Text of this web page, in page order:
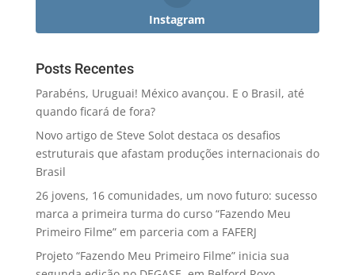
Instagram
Posts Recentes
Parabéns, Uruguai! México avançou. E o Brasil, até
quando ficará de fora?
Novo artigo de Steve Solot destaca os desafios
estruturais que afastam produções internacionais do
Brasil
26 jovens, 16 comunidades, um novo futuro: sucesso
marca a primeira turma do curso “Fazendo Meu
Primeiro Filme” em parceria com a FAFERJ
Projeto “Fazendo Meu Primeiro Filme” inicia sua